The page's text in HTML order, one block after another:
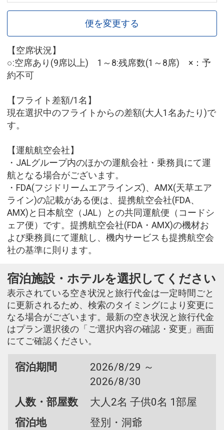
便を変更する
【空席状況】
○:空席あり(9席以上) 1～8:残席数(1～8席) ×：予
約不可
【フライト差額/1名】
現在選択中のフライトからの差額(大人1名あたり)で
す。
【運航航空会社】
・JALグループ内のほかの運航会社・乗務員にて運
航となる場合がございます。
・FDA(フジドリームエアラインズ)、AMX(天草エア
ライン)の記載がある便は、提携航空会社(FDA、
AMX)と日本航空（JAL）との共同運航便（コードシ
ェア便）です。提携航空会社(FDA・AMX)の機材お
よび乗務員にて運航し、機内サービスも提携航空会
社の基準に則ります。
宿泊施設・ホテルを選択してください
表示されている空き状況と旅行代金は一定時間ごと
に更新されるため、検索のタイミングにより変更に
なる場合がございます。最新の空き状況と旅行代金
はプラン選択後の「ご選択内容の確認・変更」画面
にてご確認ください。
宿泊期間
2026/8/29 ～
2026/8/30
人数・部屋数
大人2名 子供0名 1部屋
宿泊地
登別・洞爺